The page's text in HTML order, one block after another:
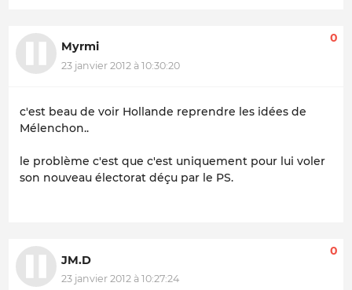
Myrmi
23 janvier 2012 à 10:30:20
0
c'est beau de voir Hollande reprendre les idées de
Mélenchon..
le problème c'est que c'est uniquement pour lui voler
son nouveau électorat déçu par le PS.
JM.D
23 janvier 2012 à 10:27:24
0